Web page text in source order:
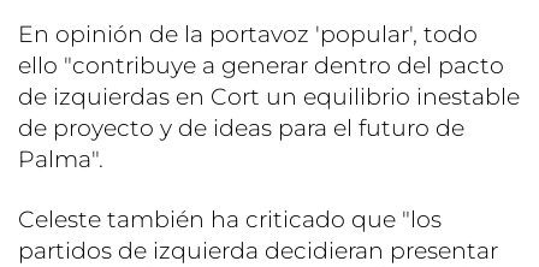
En opinión de la portavoz 'popular', todo
ello "contribuye a generar dentro del pacto
de izquierdas en Cort un equilibrio inestable
de proyecto y de ideas para el futuro de
Palma".
Celeste también ha criticado que "los
partidos de izquierda decidieran presentar